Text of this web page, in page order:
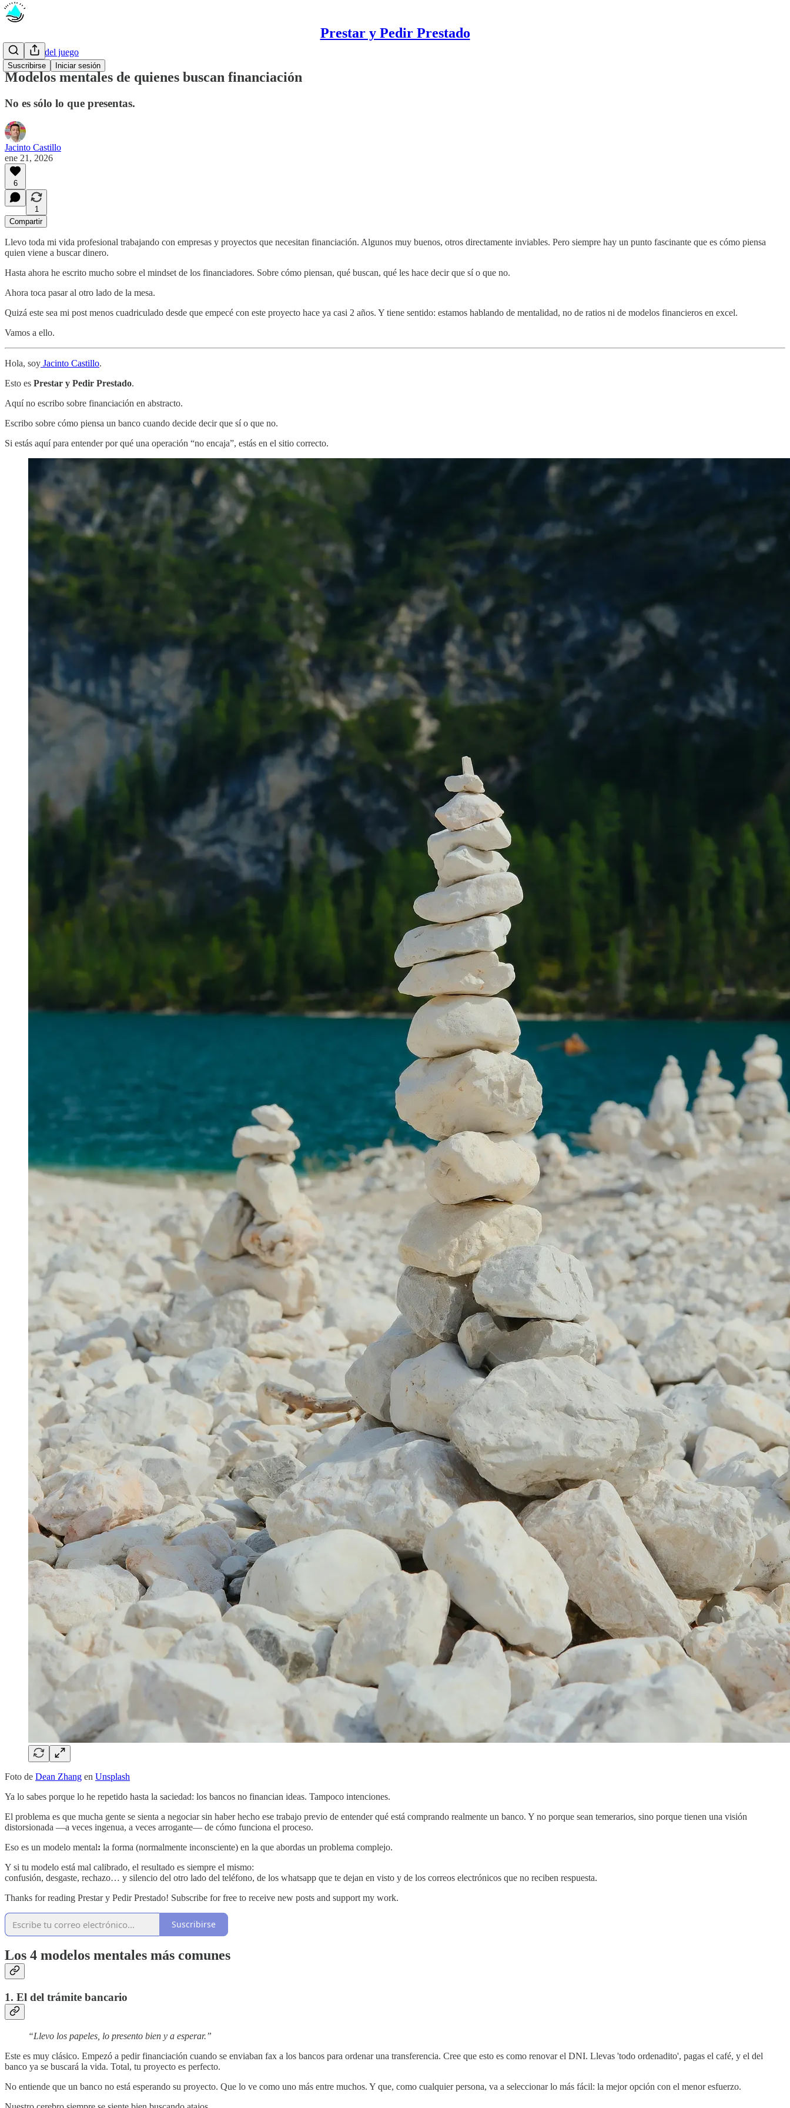
Prestar y Pedir Prestado
Suscribirse Iniciar sesión
Las reglas del juego
Modelos mentales de quienes buscan financiación
No es sólo lo que presentas.
Jacinto Castillo
ene 21, 2026
6
1
Compartir
Llevo toda mi vida profesional trabajando con empresas y proyectos que necesitan financiación. Algunos muy buenos, otros directamente inviables. Pero siempre hay un punto fascinante que es cómo piensa
quien viene a buscar dinero.
Hasta ahora he escrito mucho sobre el mindset de los financiadores. Sobre cómo piensan, qué buscan, qué les hace decir que sí o que no.
Ahora toca pasar al otro lado de la mesa.
Quizá este sea mi post menos cuadriculado desde que empecé con este proyecto hace ya casi 2 años. Y tiene sentido: estamos hablando de mentalidad, no de ratios ni de modelos financieros en excel.
Vamos a ello.
Hola, soy Jacinto Castillo.
Esto es Prestar y Pedir Prestado.
Aquí no escribo sobre financiación en abstracto.
Escribo sobre cómo piensa un banco cuando decide decir que sí o que no.
Si estás aquí para entender por qué una operación “no encaja”, estás en el sitio correcto.
Foto de Dean Zhang en Unsplash
Ya lo sabes porque lo he repetido hasta la saciedad: los bancos no financian ideas. Tampoco intenciones.
El problema es que mucha gente se sienta a negociar sin haber hecho ese trabajo previo de entender qué está comprando realmente un banco. Y no porque sean temerarios, sino porque tienen una visión
distorsionada —a veces ingenua, a veces arrogante— de cómo funciona el proceso.
Eso es un modelo mental: la forma (normalmente inconsciente) en la que abordas un problema complejo.
Y si tu modelo está mal calibrado, el resultado es siempre el mismo:
confusión, desgaste, rechazo… y silencio del otro lado del teléfono, de los whatsapp que te dejan en visto y de los correos electrónicos que no reciben respuesta.
Thanks for reading Prestar y Pedir Prestado! Subscribe for free to receive new posts and support my work.
Suscribirse
Los 4 modelos mentales más comunes
1. El del trámite bancario
“Llevo los papeles, lo presento bien y a esperar.”
Este es muy clásico. Empezó a pedir financiación cuando se enviaban fax a los bancos para ordenar una transferencia. Cree que esto es como renovar el DNI. Llevas 'todo ordenadito', pagas el café, y el del
banco ya se buscará la vida. Total, tu proyecto es perfecto.
No entiende que un banco no está esperando su proyecto. Que lo ve como uno más entre muchos. Y que, como cualquier persona, va a seleccionar lo más fácil: la mejor opción con el menor esfuerzo.